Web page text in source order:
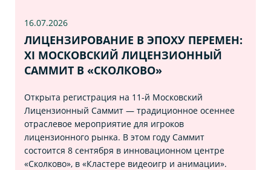
16.07.2026
ЛИЦЕНЗИРОВАНИЕ В ЭПОХУ ПЕРЕМЕН:
XI МОСКОВСКИЙ ЛИЦЕНЗИОННЫЙ
САММИТ В «СКОЛКОВО»
Открыта регистрация на 11‑й Московский
Лицензионный Саммит — традиционное осеннее
отраслевое мероприятие для игроков
лицензионного рынка. В этом году Саммит
состоится 8 сентября в инновационном центре
«Сколково», в «Кластере видеоигр и анимации».